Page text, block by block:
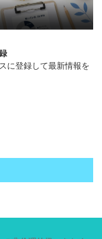
に登録して最新情報を